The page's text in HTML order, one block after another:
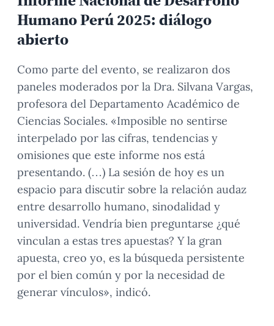
Humano Perú 2025: diálogo
abierto
Como parte del evento, se realizaron dos
paneles moderados por la Dra. Silvana Vargas,
profesora del Departamento Académico de
Ciencias Sociales. «Imposible no sentirse
interpelado por las cifras, tendencias y
omisiones que este informe nos está
presentando. (…) La sesión de hoy es un
espacio para discutir sobre la relación audaz
entre desarrollo humano, sinodalidad y
universidad. Vendría bien preguntarse ¿qué
vinculan a estas tres apuestas? Y la gran
apuesta, creo yo, es la búsqueda persistente
por el bien común y por la necesidad de
generar vínculos», indicó.